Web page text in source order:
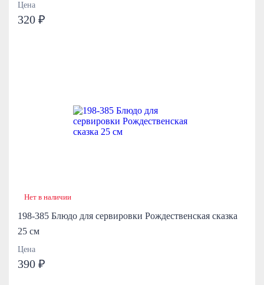
Цена
320 ₽
Нет в наличии
198-385 Блюдо для сервировки Рождественская сказка
25 см
Цена
390 ₽